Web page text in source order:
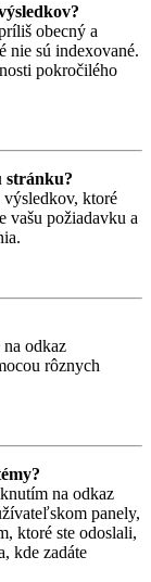
obecný a
nie sú indexované.
pokročilého
stránku?
výsledkov, ktoré
vašu požiadavku a
odkaz
rôznych
na odkaz
panely,
ktoré ste odoslali,
kde zadáte